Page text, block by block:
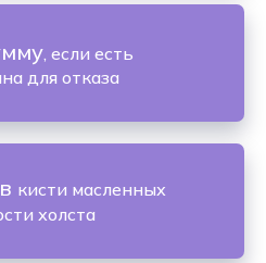
, если есть
для отказа
кисти масленных
холста